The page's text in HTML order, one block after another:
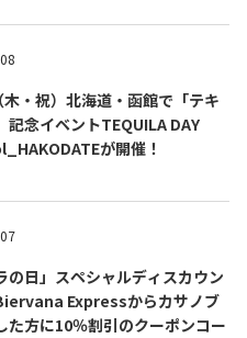
All rights reserved.
・祝）北海道・函館で「テキ
記念イベントTEQUILA DAY
が開催！
の日」スペシャルディスカウン
Expressからカサノブ
た方に10％割引のクーポンコー